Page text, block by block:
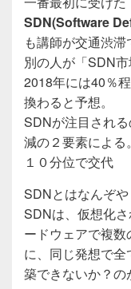
SDN(Software
も講師が交通渋
別の人が「SDN市
2018年には40％
換わると予想。
SDNが注目され
減の２要素による。
１０分位で交代
SDNとはなんぞや
SDNは、仮想化
ードウェアで複数
に、同じ発想で
築できないか？の